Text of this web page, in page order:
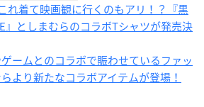
れ着て映画観に行くのもアリ！？『黒
』としまむらのコラボTシャツが発売決
ームとのコラボで賑わせているファッ
より新たなコラボアイテムが登場！